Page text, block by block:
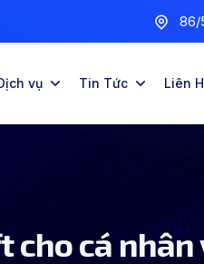
86/
vụ Tin Tức Liên
cho cá nhân